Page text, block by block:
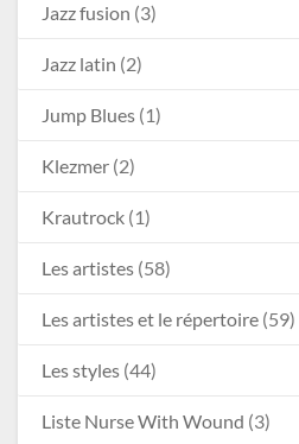
Jazz fusion (3)
Jazz latin (2)
Jump Blues (1)
Klezmer (2)
Krautrock (1)
Les artistes (58)
Les artistes et le répertoire (59)
Les styles (44)
Liste Nurse With Wound (3)